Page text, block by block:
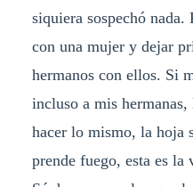
siquiera sospechó
con una mujer y dejar
hermanos con ellos. Si
incluso a mis
hacer lo mismo, la hoja
prende fuego, esta es la